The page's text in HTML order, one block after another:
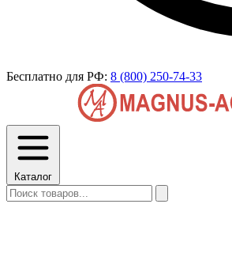
Бесплатно для РФ: 8 (800) 250-74-33
Каталог